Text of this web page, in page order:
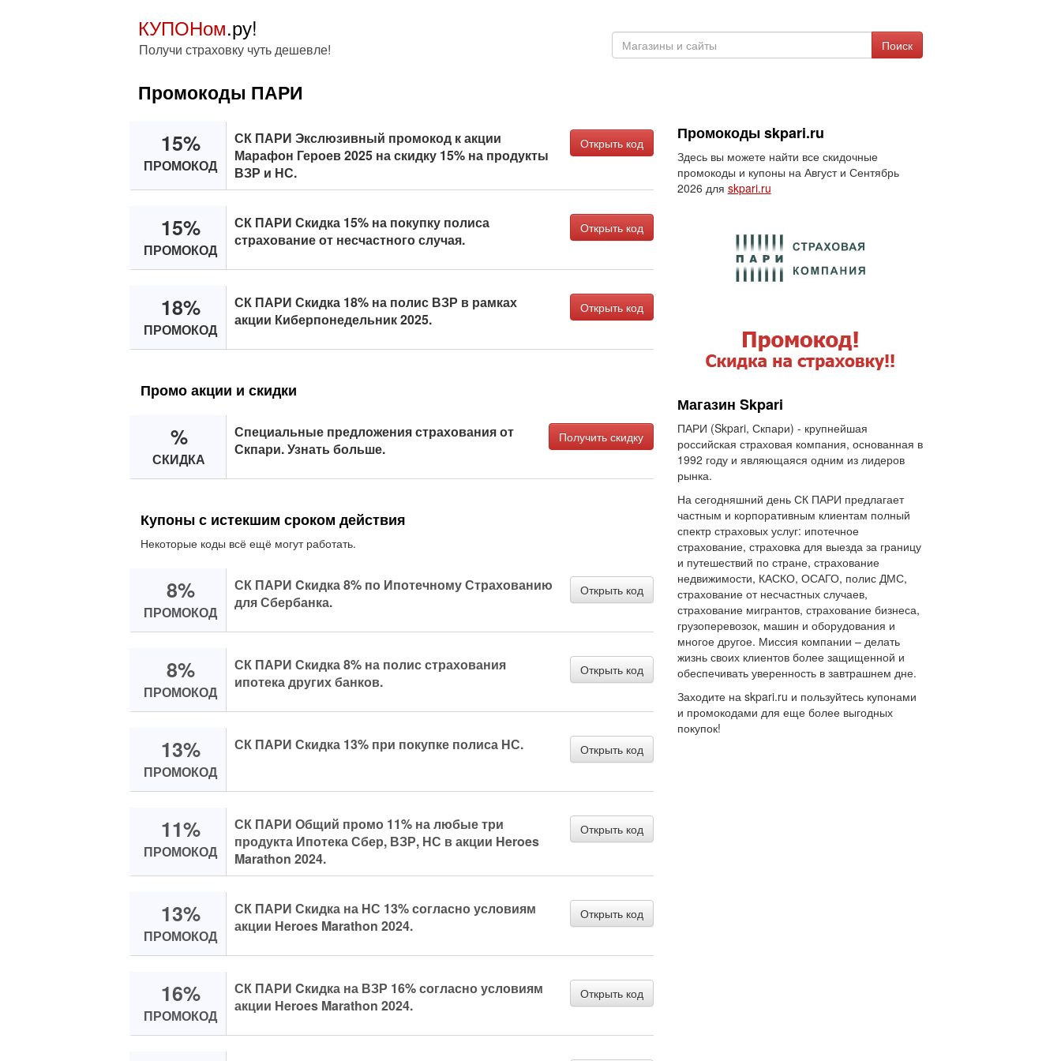
КУПОНом.ру!
Получи страховку чуть дешевле! Поиск
Промокоды ПАРИ
15%
ПРОМОКОД
СК ПАРИ Экслюзивный промокод к акции
Марафон Героев 2025 на скидку 15% на продукты
ВЗР и НС.
Открыть код
15%
ПРОМОКОД
СК ПАРИ Скидка 15% на покупку полиса
страхование от несчастного случая.
Открыть код
18%
ПРОМОКОД
СК ПАРИ Скидка 18% на полис ВЗР в рамках
акции Киберпонедельник 2025.
Открыть код
Промо акции и скидки
%
СКИДКА
Специальные предложения страхования от
Скпари. Узнать больше.
Получить скидку
Купоны с истекшим сроком действия
Некоторые коды всё ещё могут работать.
8%
ПРОМОКОД
СК ПАРИ Cкидка 8% по Ипотечному Страхованию
для Сбербанка.
Открыть код
8%
ПРОМОКОД
СК ПАРИ Скидка 8% на полис страхования
ипотека других банков.
Открыть код
13%
ПРОМОКОД
СК ПАРИ Скидка 13% при покупке полиса НС. Открыть код
11%
ПРОМОКОД
СК ПАРИ Общий промо 11% на любые три
продукта Ипотека Сбер, ВЗР, НС в акции Heroes
Marathon 2024.
Открыть код
13%
ПРОМОКОД
СК ПАРИ Скидка на НС 13% согласно условиям
акции Heroes Marathon 2024.
Открыть код
16%
ПРОМОКОД
СК ПАРИ Cкидка на ВЗР 16% согласно условиям
акции Heroes Marathon 2024.
Открыть код
Промокоды skpari.ru
Здесь вы можете найти все скидочные
промокоды и купоны на Август и Сентябрь
2026 для skpari.ru
Магазин Skpari
ПАРИ (Skpari, Скпари) - крупнейшая
российская страховая компания, основанная в
1992 году и являющаяся одним из лидеров
рынка.
На сегодняшний день СК ПАРИ предлагает
частным и корпоративным клиентам полный
спектр страховых услуг: ипотечное
страхование, страховка для выезда за границу
и путешествий по стране, страхование
недвижимости, КАСКО, ОСАГО, полис ДМС,
страхование от несчастных случаев,
страхование мигрантов, страхование бизнеса,
грузоперевозок, машин и оборудования и
многое другое. Миссия компании – делать
жизнь своих клиентов более защищенной и
обеспечивать уверенность в завтрашнем дне.
Заходите на skpari.ru и пользуйтесь купонами
и промокодами для еще более выгодных
покупок!